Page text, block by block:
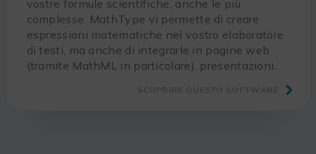
vostre formule scientifiche, anche le più
complesse. MathType vi permette di creare
espressioni matematiche nel vostro elaboratore
di testi, ma anche di integrarle in pagine web
(tramite MathML in particolare), presentazioni…